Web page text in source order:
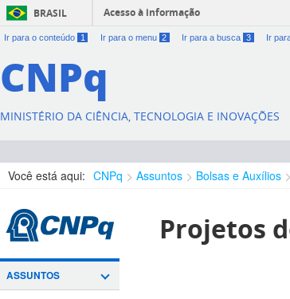
BRASIL Acesso à informação
Ir para o conteúdo 1 Ir para o menu 2 Ir para a busca 3 Ir
CNPq
MINISTÉRIO DA CIÊNCIA, TECNOLOGIA E INOVAÇÕES
Você está aqui: CNPq Assuntos Bolsas e Auxílios
ASSUNTOS
Projetos